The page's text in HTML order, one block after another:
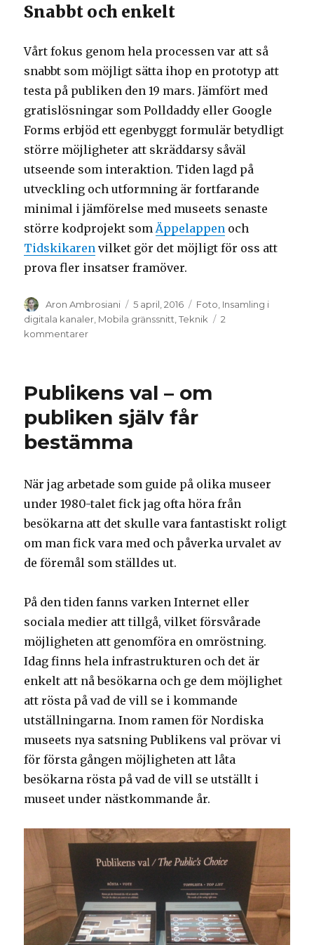
Snabbt och enkelt
Vårt fokus genom hela processen var att så
snabbt som möjligt sätta ihop en prototyp att
testa på publiken den 19 mars. Jämfört med
gratislösningar som Polldaddy eller Google
Forms erbjöd ett egenbyggt formulär betydligt
större möjligheter att skräddarsy såväl
utseende som interaktion. Tiden lagd på
utveckling och utformning är fortfarande
minimal i jämförelse med museets senaste
större kodprojekt somÄppelappen och
Tidskikaren vilket gör det möjligt för oss att
prova fler insatser framöver.
Författare
Aron Ambrosiani Postat
5 april, 2016 Kategorier
Foto Insamling i
digitala kanaler Mobila gränssnitt ,Teknik
2
kommentarer
Publikens val – om
publiken själv får
bestämma
När jag arbetade som guide på olika museer
under 1980-talet fick jag ofta höra från
besökarna att det skulle vara fantastiskt roligt
om man fick vara med och påverka urvalet av
de föremål som ställdes ut.
På den tiden fanns varken Internet eller
sociala medier att tillgå, vilket försvårade
möjligheten att genomföra en omröstning.
Idag finns hela infrastrukturen och det är
enkelt att nå besökarna och ge dem möjlighet
att rösta på vad de vill se i kommande
utställningarna. Inom ramen för Nordiska
museets nya satsning Publikens val prövar vi
för första gången möjligheten att låta
besökarna rösta på vad de vill se utställt i
museet under nästkommande år.